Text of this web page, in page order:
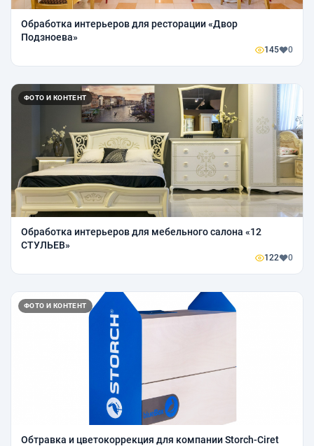
Обработка интерьеров для ресторации «Двор
Подзноева»
145 0
ФОТО И КОНТЕНТ
Обработка интерьеров для мебельного салона «12
СТУЛЬЕВ»
122 0
ФОТО И КОНТЕНТ
Обтравка и цветокоррекция для компании Storch-Ciret